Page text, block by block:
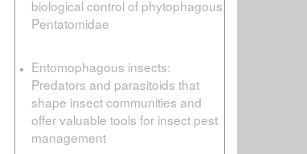
biological control of phytophagous
Pentatomidae
Entomophagous insects:
Predators and parasitoids that
shape insect communities and
offer valuable tools for insect pest
management